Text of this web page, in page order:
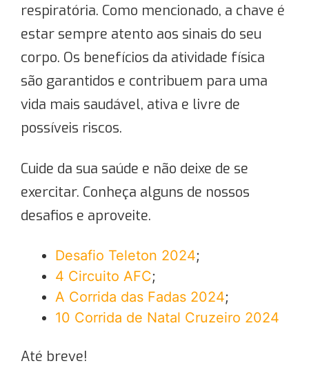
respiratória. Como mencionado, a chave é
estar sempre atento aos sinais do seu
corpo. Os benefícios da atividade física
são garantidos e contribuem para uma
vida mais saudável, ativa e livre de
possíveis riscos.
Cuide da sua saúde e não deixe de se
exercitar. Conheça alguns de nossos
desafios e aproveite.
Desafio Teleton 2024;
4 Circuito AFC;
A Corrida das Fadas 2024;
10 Corrida de Natal Cruzeiro 2024
Até breve!